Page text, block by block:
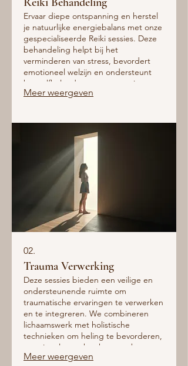
Ervaar diepe ontspanning en herstel
je natuurlijke energiebalans met onze
gespecialiseerde Reiki sessies. Deze
behandeling helpt bij het
verminderen van stress, bevordert
emotioneel welzijn en ondersteunt
het zelfhelend vermogen van je
lichaam.
Meer weergeven
02.
Trauma Verwerking
Deze sessies bieden een veilige en
ondersteunende ruimte om
traumatische ervaringen te verwerken
en te integreren. We combineren
lichaamswerk met holistische
technieken om heling te bevorderen,
emotionele veerkracht op te bouwen
en innerlijke rust te vinden.
Meer weergeven